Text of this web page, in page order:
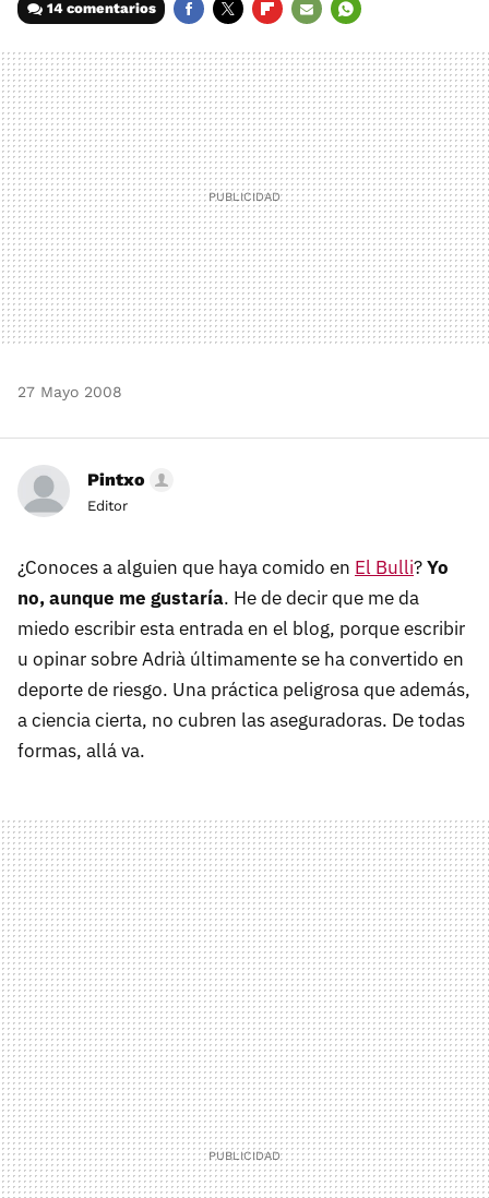
14 comentarios
MAIL
27 Mayo 2008
Pintxo
Editor
¿Conoces a alguien que haya comido en El Bulli?Yo
no, aunque me gustaría. He de decir que me da
miedo escribir esta entrada en el blog, porque escribir
u opinar sobre Adrià últimamente se ha convertido en
deporte de riesgo. Una práctica peligrosa que además,
a ciencia cierta, no cubren las aseguradoras. De todas
formas, allá va.